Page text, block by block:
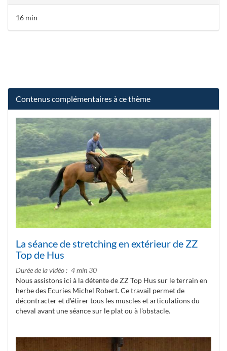
16 min
Contenus complémentaires à ce thème
La séance de stretching en extérieur de ZZ
Top de Hus
Durée de la vidéo
4 min 30
Nous assistons ici à la détente de ZZ Top Hus sur le terrain en
herbe des Ecuries Michel Robert. Ce travail permet de
décontracter et d'étirer tous les muscles et articulations du
cheval avant une séance sur le plat ou à l'obstacle.